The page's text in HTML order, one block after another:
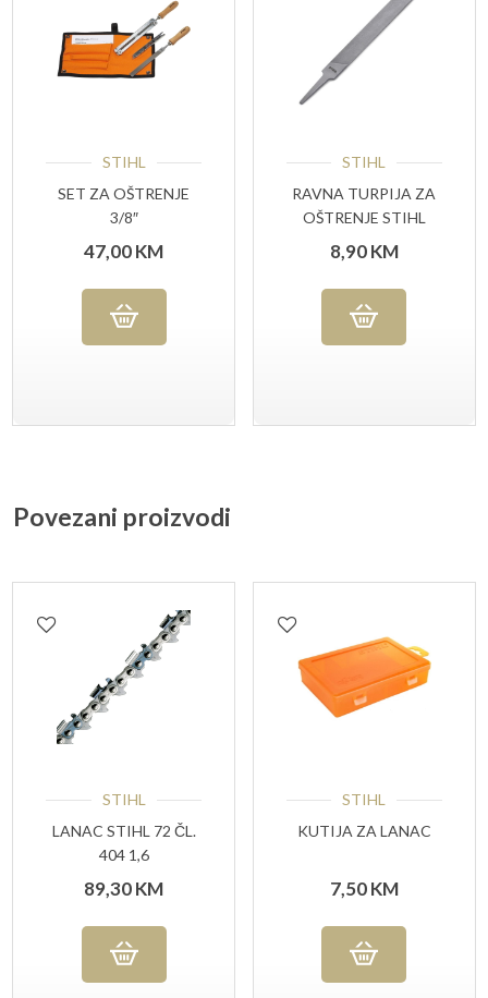
STIHL
SET ZA OŠTRENJE
3/8″
47,00KM
STIHL
RAVNA TURPIJA ZA
OŠTRENJE STIHL
150X16X2.7MM
8,90KM
Povezani proizvodi
STIHL
LANAC STIHL 72 ČL.
404 1,6
89,30KM
STIHL
KUTIJA ZA LANAC
7,50KM